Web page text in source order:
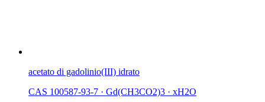
acetato di gadolinio(III) idrato
CAS 100587-93-7 · Gd(CH3CO2)3 · xH2O